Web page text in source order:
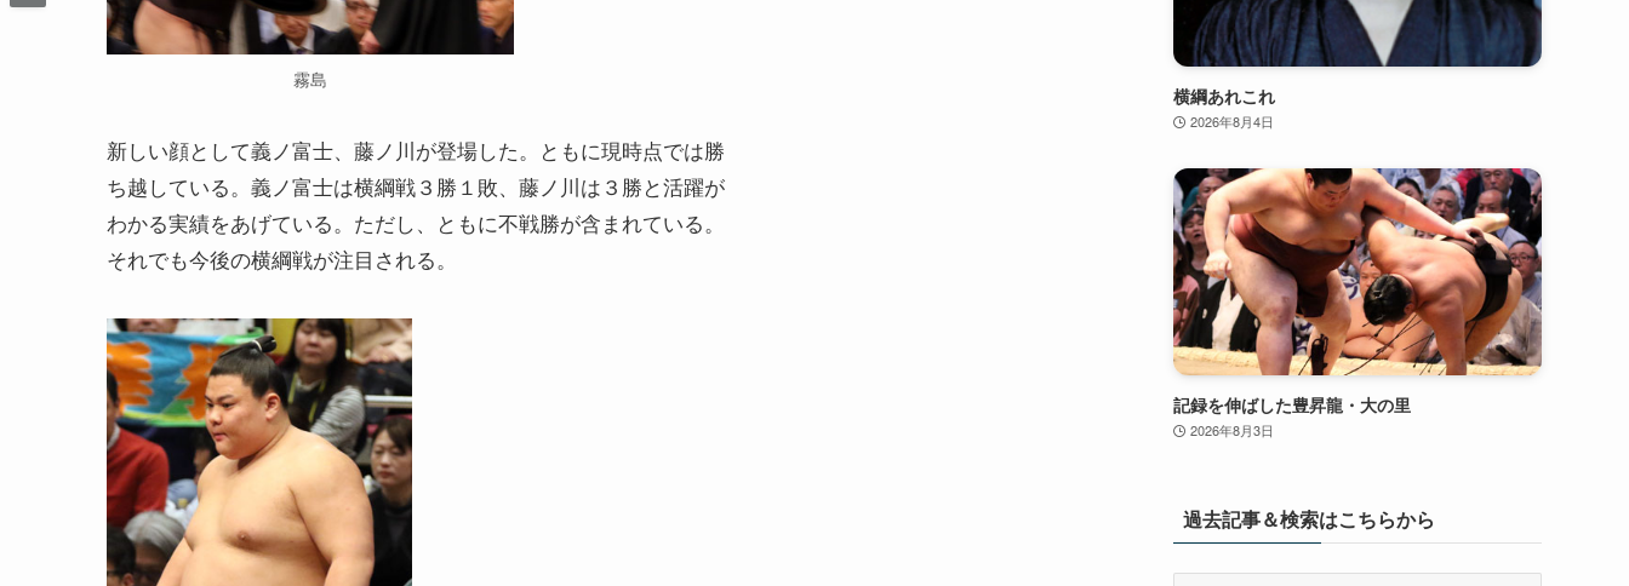
霧島
新しい顔として義ノ富士、藤ノ川が登場した。ともに現時点では勝
ち越している。義ノ富士は横綱戦３勝１敗、藤ノ川は３勝と活躍が
わかる実績をあげている。ただし、ともに不戦勝が含まれている。
それでも今後の横綱戦が注目される。
横綱あれこれ
2026年8月4日
記録を伸ばした豊昇龍・大の里
2026年8月3日
過去記事＆検索はこちらから